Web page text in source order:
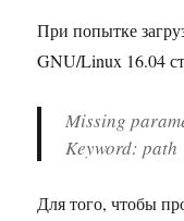
При попытке
GNU/Linux 16.04
Missing
Keyword: path
Для того, чтобы